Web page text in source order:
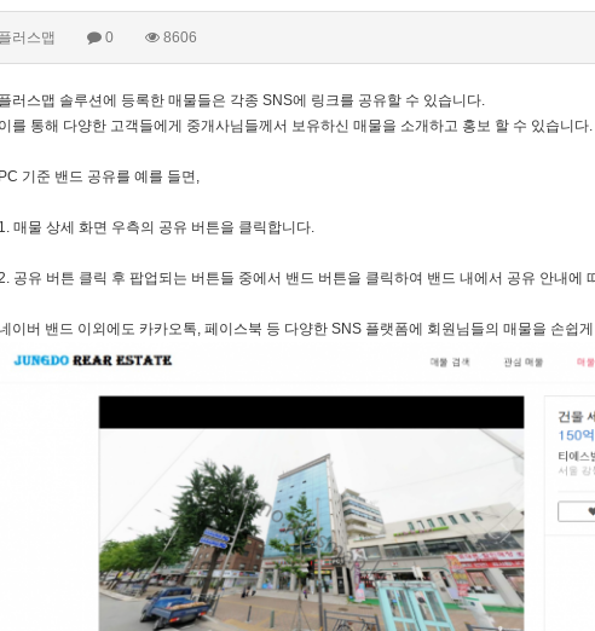
러스맵 0 8606
러스맵 솔루션에 등록한 매물들은 각종 SNS에 링크를 공유할 수 있습니다.
를 통해 다양한 고객들에게 중개사님들께서 보유하신 매물을 소개하고 홍보 할 수 있습니다.
기준 밴드 공유를 예를 들면,
매물 상세 화면 우측의 공유 버튼을 클릭합니다.
공유 버튼 클릭 후 팝업되는 버튼들 중에서 밴드 버튼을 클릭하여 밴드 내에서 공유 안내에
이버 밴드 이외에도 카카오톡, 페이스북 등 다양한 SNS 플랫폼에 회원님들의 매물을 손쉽